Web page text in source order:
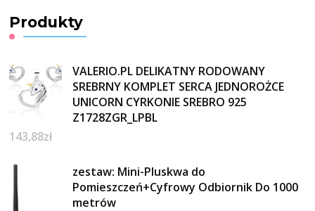
Produkty
VALERIO.PL DELIKATNY RODOWANY
SREBRNY KOMPLET SERCA JEDNOROŻCE
UNICORN CYRKONIE SREBRO 925
Z1728ZGR_LPBL
143,88zł
zestaw: Mini-Pluskwa do
Pomieszczeń+Cyfrowy Odbiornik Do 1000
metrów